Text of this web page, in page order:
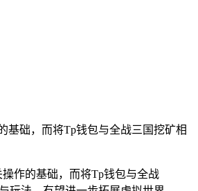
基础，而将Tp钱包与全战三国挖矿相
作的基础，而将Tp钱包与全战